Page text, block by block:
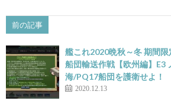
前の記事
艦これ2020晩秋～冬 期間限
船団輸送作戦【欧州編】E3
海/PQ17船団を護衛せよ！
2020.12.13